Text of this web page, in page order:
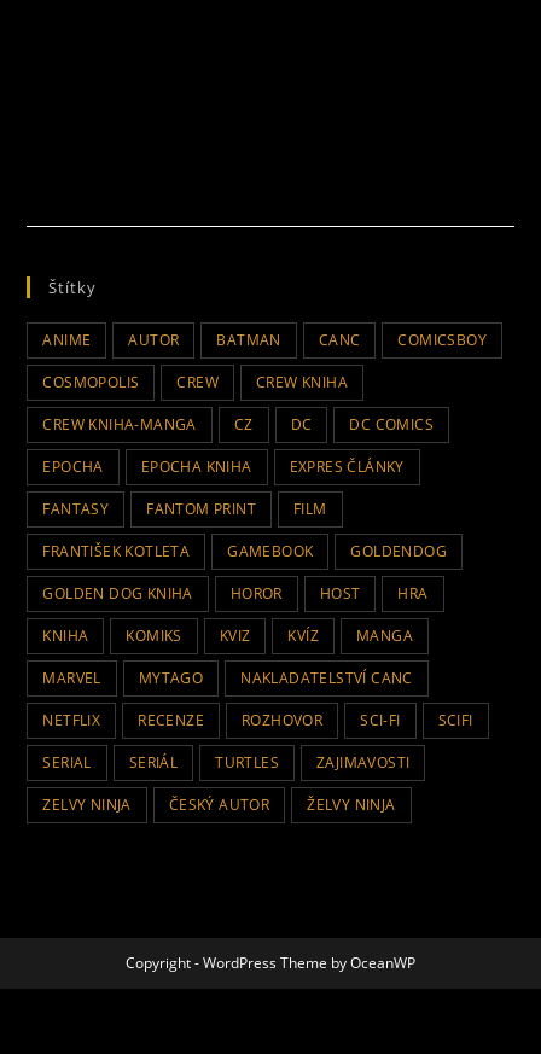
Štítky
ANIME AUTOR BATMAN CANC COMICSBOY
COSMOPOLIS CREW CREW KNIHA
CREW KNIHA-MANGA CZ DC DC COMICS
EPOCHA EPOCHA KNIHA EXPRES ČLÁNKY
FANTASY FANTOM PRINT FILM
FRANTIŠEK KOTLETA GAMEBOOK GOLDENDOG
GOLDEN DOG KNIHA HOROR HOST HRA
KNIHA KOMIKS KVIZ KVÍZ MANGA
MARVEL MYTAGO NAKLADATELSTVÍ CANC
NETFLIX RECENZE ROZHOVOR SCI-FI SCIFI
SERIAL SERIÁL TURTLES ZAJIMAVOSTI
ZELVY NINJA ČESKÝ AUTOR ŽELVY NINJA
Copyright - WordPress Theme by OceanWP